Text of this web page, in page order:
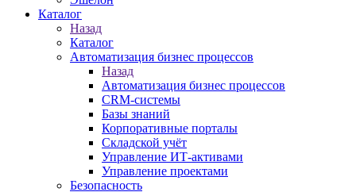
Каталог
Назад
Каталог
Автоматизация бизнес процессов
Назад
Автоматизация бизнес процессов
CRM-системы
Базы знаний
Корпоративные порталы
Складской учёт
Управление ИТ-активами
Управление проектами
Безопасность